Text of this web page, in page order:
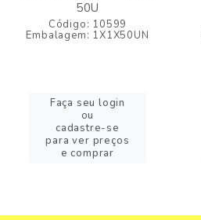
50U
Código: 10599
Embalagem: 1X1X50UN
Faça seu login
ou
cadastre-se
para ver preços
e comprar